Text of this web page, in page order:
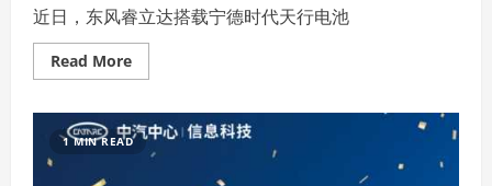
升
级
近日，东风睿立达搭载宁德时代天行电池
Read MoreRead
more
惧
严
寒，
1 MIN READ